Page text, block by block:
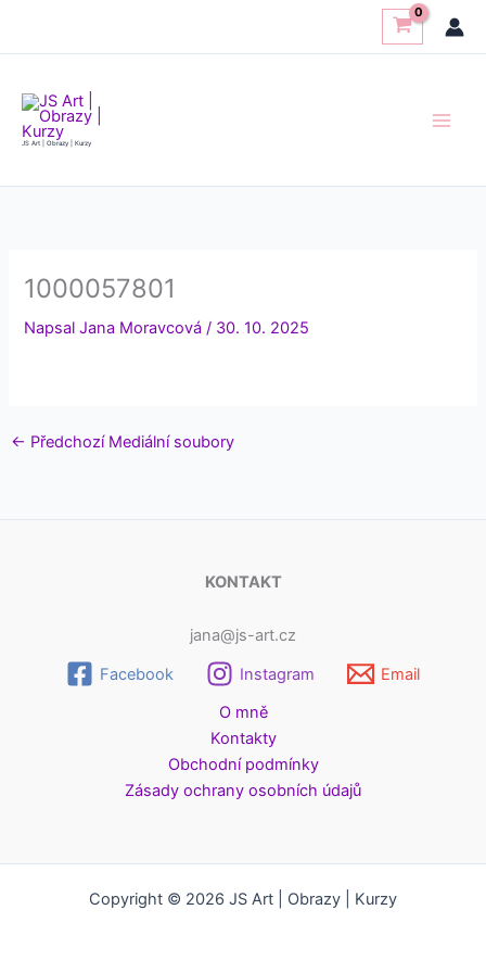
JS Art | Obrazy | Kurzy
1000057801
NapsalJana Moravcová/ 30. 10. 2025
← Předchozí Mediální soubory
KONTAKT
jana@js-art.cz
Facebook
Instagram
Email
O mně
Kontakty
Obchodní podmínky
Zásady ochrany osobních údajů
Copyright © 2026 JS Art | Obrazy | Kurzy